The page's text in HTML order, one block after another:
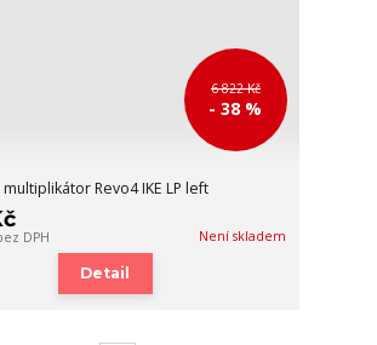
6 822 Kč
- 38 %
Revo4 IKE LP left
DPH Není skladem
Detail